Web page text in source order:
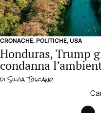
CRONACHE,POLITICHE,USA
Honduras, Trump
condanna
diSilvia Toscano